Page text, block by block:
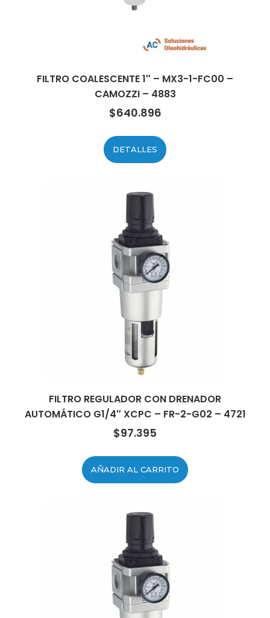
FILTRO COALESCENTE 1″ – MX3-1-FC00 –
CAMOZZI – 4883
$640.896
DETALLES
FILTRO REGULADOR CON DRENADOR
AUTOMÁTICO G1/4″ XCPC – FR-2-G02 – 4721
$97.395
AÑADIR AL CARRITO